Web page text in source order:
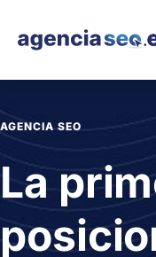
AGENCIA SEO
La